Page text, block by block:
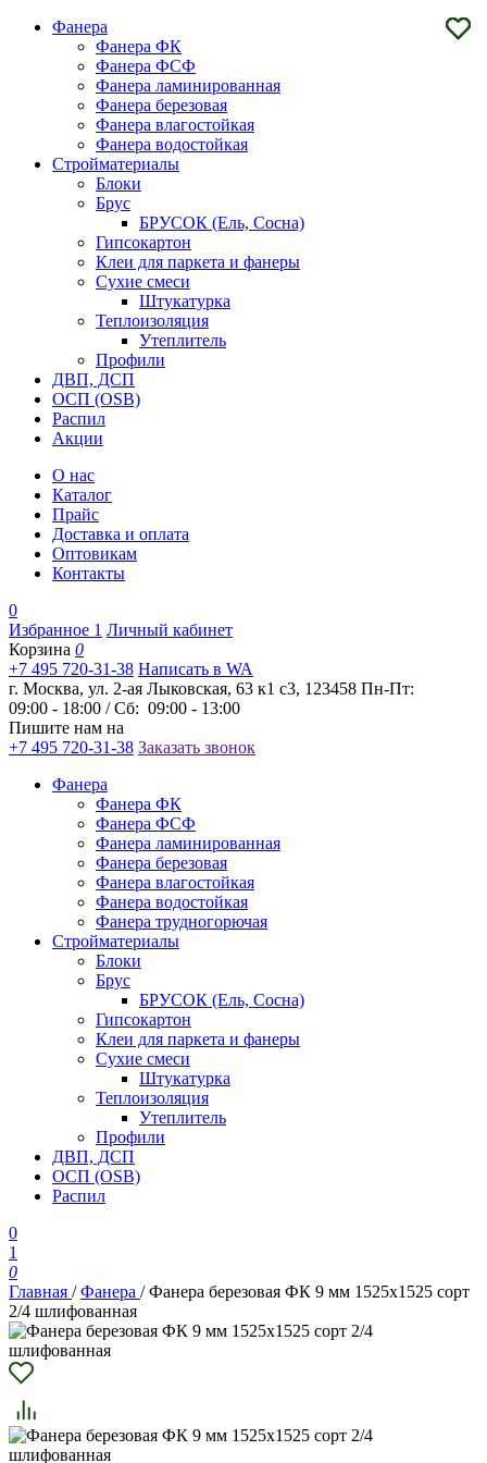
Фанера
Фанера ФК
Фанера ФСФ
Фанера ламинированная
Фанера березовая
Фанера влагостойкая
Фанера водостойкая
Стройматериалы
Блоки
Брус
БРУСОК (Ель, Сосна)
Гипсокартон
Клеи для паркета и фанеры
Сухие смеси
Штукатурка
Теплоизоляция
Утеплитель
Профили
ДВП, ДСП
ОСП (OSB)
Распил
Акции
О нас
Каталог
Прайс
Доставка и оплата
Оптовикам
Контакты
0
Избранное 1 Личный кабинет
Корзина 0
+7 495 720-31-38 Написать в WA
г. Москва, ул. 2-ая Лыковская, 63 к1 с3, 123458 Пн-Пт:
09:00 - 18:00 / Сб: 09:00 - 13:00
Пишите нам на
+7 495 720-31-38 Заказать звонок
Фанера
Фанера ФК
Фанера ФСФ
Фанера ламинированная
Фанера березовая
Фанера влагостойкая
Фанера водостойкая
Фанера трудногорючая
Стройматериалы
Блоки
Брус
БРУСОК (Ель, Сосна)
Гипсокартон
Клеи для паркета и фанеры
Сухие смеси
Штукатурка
Теплоизоляция
Утеплитель
Профили
ДВП, ДСП
ОСП (OSB)
Распил
0
1
0
Главная /Фанера /Фанера березовая ФК 9 мм 1525х1525 сорт
2/4 шлифованная